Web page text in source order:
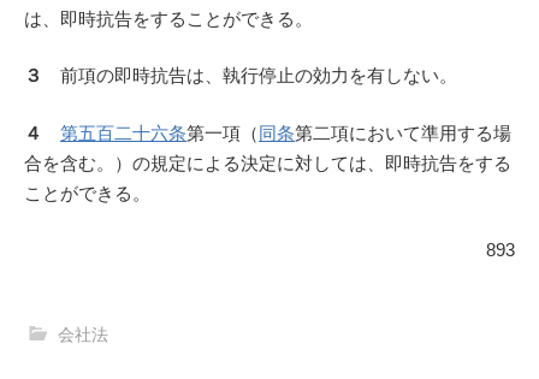
は、即時抗告をすることができる。
３ 前項の即時抗告は、執行停止の効力を有しない。
４ 第五百二十六条第一項（同条第二項において準用する場
合を含む。）の規定による決定に対しては、即時抗告をする
ことができる。
893
会社法